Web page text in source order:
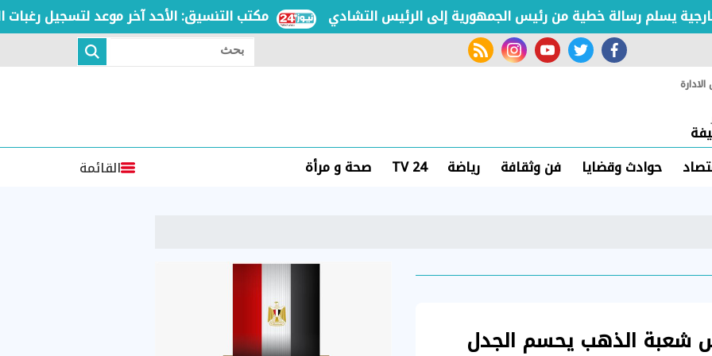
مكتب التنسيق: الأحد آخر موعد لتسجيل رغبات يسلم رسالة خطية من رئيس الجمهورية إلى الرئيس التشادي
facebook
twitter
youtube
instagram
rss feed
بحث
حوادث وقضايا فن وثقافة رياضة TV 24 صحة و مرأة القائمة
شعبة الذهب يحسم الجدل